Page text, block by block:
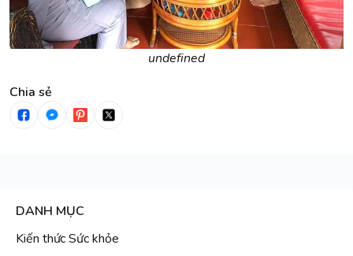
undefined
Chia sẻ
DANH MỤC
Kiến thức Sức khỏe